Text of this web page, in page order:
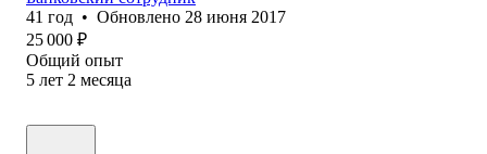
41 год • Обновлено 28 июня 2017
25 000 ₽
Общий опыт
5 лет 2 месяца